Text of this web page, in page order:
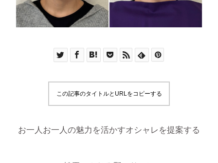
この記事のタイトルとURLをコピーする
お一人お一人の魅力を活かすオシャレを提案する